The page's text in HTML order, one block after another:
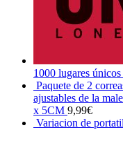
1000 lugares
Paquete de 2
ajustables de la
x 5CM 9,99€
Variacion de